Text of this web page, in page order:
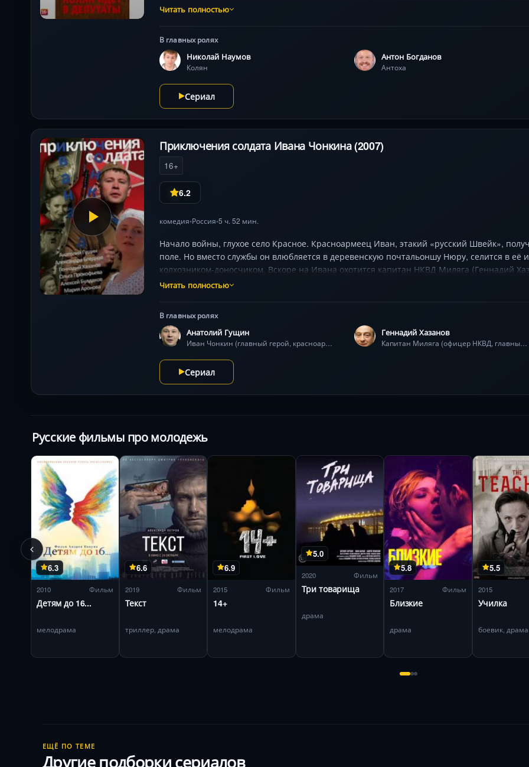
угождать требовательному отцу Леры, его жизнь напоминает американские горки. С
Читать полностью
В главных ролях
Николай Наумов
Колян
Антон Богданов
Антоха
Сериал
Приключения солдата Ивана Чонкина (2007)
16+
6.2
комедия•Россия•5 ч. 52 мин.
Начало войны, глухое село Красное. Красноармеец Иван, этакий «русский Швейк»,
поле. Но вместо службы он влюбляется в деревенскую почтальоншу Нюру, селится в её
колхозником-доносчиком. Вскоре на Ивана охотится капитан НКВД Миляга (Геннадий
гоголевским абсурдом — тут и паника жителей при известии о войне, и эксперименты
Читать полностью
В главных ролях
Анатолий Гущин Геннадий Хазанов
Сериал
Русские фильмы про молодежь
6.3
2010 Фильм
Детям до 16...
мелодрама
6.6
2019 Фильм
Текст
триллер, драма
6.9
2015 Фильм
14+
мелодрама
5.0
2020 Фильм
Три товарища
драма
5.8
2017 Фильм
Близкие
драма
5.5
2015
Училка
боевик, драма
ЕЩЁ ПО ТЕМЕ
Другие подборки сериалов